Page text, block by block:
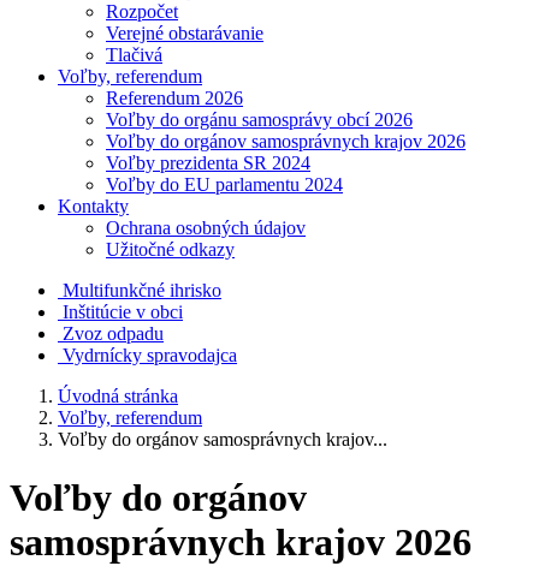
Rozpočet
Verejné obstarávanie
Tlačivá
Voľby, referendum
Referendum 2026
Voľby do orgánu samosprávy obcí 2026
Voľby do orgánov samosprávnych krajov 2026
Voľby prezidenta SR 2024
Voľby do EU parlamentu 2024
Kontakty
Ochrana osobných údajov
Užitočné odkazy
Multifunkčné ihrisko
Inštitúcie v obci
Zvoz odpadu
Vydrnícky spravodajca
Úvodná stránka
Voľby, referendum
Voľby do orgánov samosprávnych krajov...
Voľby do orgánov
samosprávnych krajov 2026